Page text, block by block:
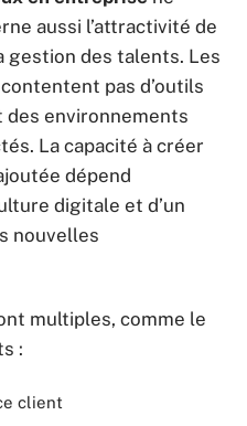
aussi l’attractivité de
gestion des talents. Les
pas d’outils
environnements
La capacité à créer
dépend
digitale et d’un
nouvelles
multiples, comme le
:
client